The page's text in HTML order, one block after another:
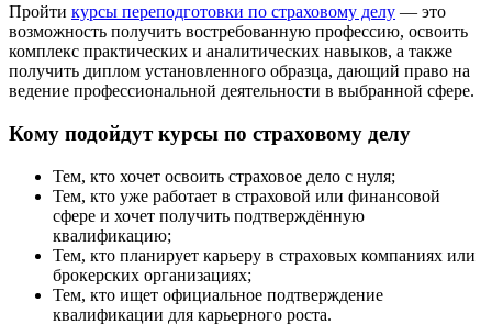
Пройти курсы переподготовки по страховому делу — это
возможность получить востребованную профессию, освоить
комплекс практических и аналитических навыков, а также
получить диплом установленного образца, дающий право на
ведение профессиональной деятельности в выбранной сфере.
Кому подойдут курсы по страховому делу
Тем, кто хочет освоить страховое дело с нуля;
Тем, кто уже работает в страховой или финансовой
сфере и хочет получить подтверждённую
квалификацию;
Тем, кто планирует карьеру в страховых компаниях или
брокерских организациях;
Тем, кто ищет официальное подтверждение
квалификации для карьерного роста.